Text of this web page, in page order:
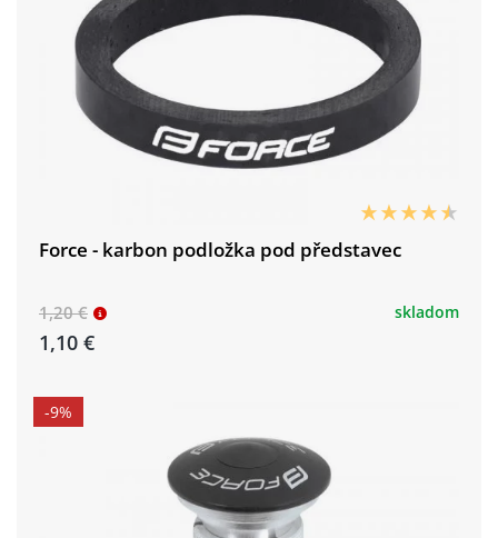
Force - karbon podložka pod představec
1,20 €
1,10 €
skladom
-9%